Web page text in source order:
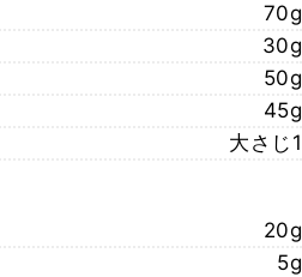
70g
30g
50g
45g
大さじ1
20g
5g